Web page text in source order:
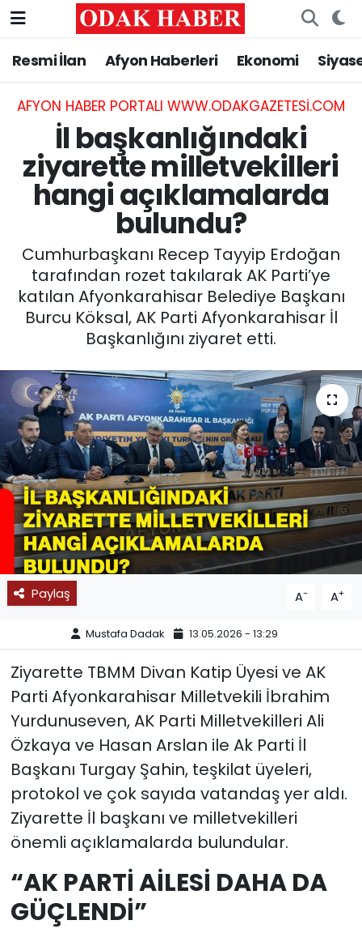
Resmi İlan Afyon Haberleri Ekonomi
AFYON HABER PORTALI WWW.ODAKGAZETESI.COM
İl başkanlığındaki
ziyarette milletvekilleri
hangi açıklamalarda
bulundu?
Cumhurbaşkanı Recep Tayyip Erdoğan
tarafından rozet takılarak AK Parti’ye
katılan Afyonkarahisar Belediye Başkanı
Burcu Köksal, AK Parti Afyonkarahisar İl
Başkanlığını ziyaret etti.
Paylaş A- A+
Mustafa Dadak 13.05.2026 - 13:29
Ziyarette TBMM Divan Katip Üyesi ve AK
Parti Afyonkarahisar Milletvekili İbrahim
Yurdunuseven, AK Parti Milletvekilleri Ali
Özkaya ve Hasan Arslan ile Ak Parti İl
Başkanı Turgay Şahin, teşkilat üyeleri,
protokol ve çok sayıda vatandaş yer aldı.
Ziyarette İl başkanı ve milletvekilleri
önemli açıklamalarda bulundular.
“AK PARTİ AİLESİ DAHA DA
GÜÇLENDİ”
AFYONKARAHİSAR HABERLERİ
Resmi İlan
ASAYİŞ
GÜNCEL
EĞİTİM
MAGAZİN
SAĞLIK
SPOR
11:11 MANŞET
Nöbetçi Eczaneler
Hava Durumu
Trafik Durumu
Süper Lig Puan Durumu ve Fikstür
Tüm Manşetler
Son Dakika Haberleri
Haber Arşivi